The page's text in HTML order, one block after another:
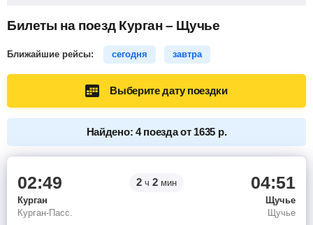
Билеты на поезд Курган – Щучье
Ближайшие рейсы: сегодня завтра
Выберите дату поездки
Найдено: 4 поезда от 1635 р.
02:49 2 ч 2 мин 04:51
Курган
Щучье
Курган-Пасс.
Щучье